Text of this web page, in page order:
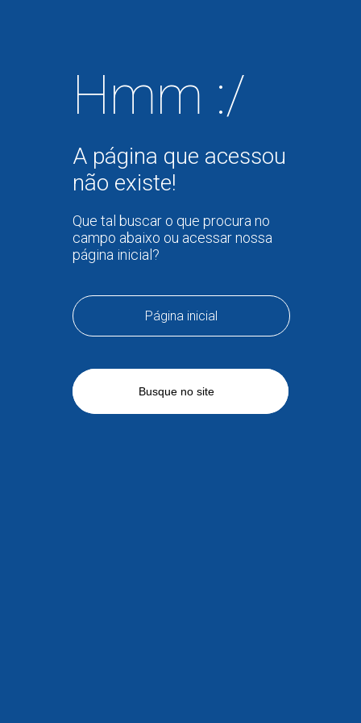
Hmm :/
A página que acessou
não existe!
Que tal buscar o que procura no
campo abaixo ou acessar nossa
página inicial?
Página inicial